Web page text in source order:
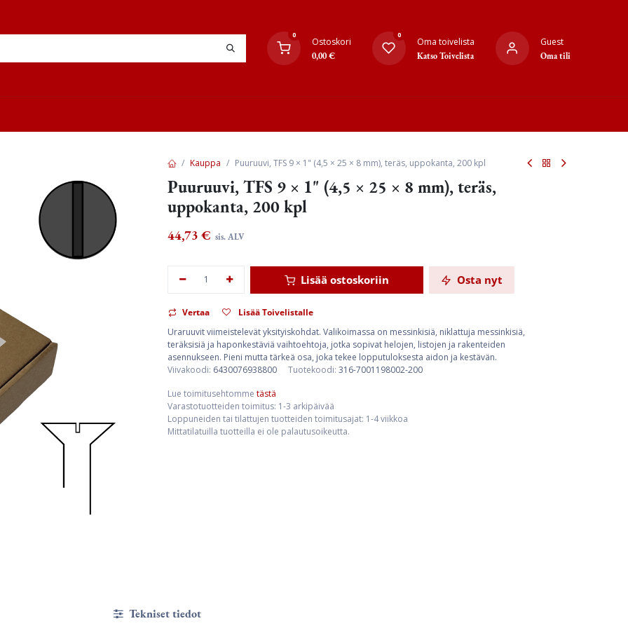
0
Ostoskori
0,00€
0
Oma toivelista
Katso Toivelista
Guest
Oma tili
Kauppa Puuruuvi, TFS 9 × 1" (4,5 × 25 × 8 mm), teräs, uppokanta, 200 kpl
Puuruuvi, TFS 9 × 1" (4,5 × 25 × 8 mm), teräs,
uppokanta, 200 kpl
44,73 € sis. ALV
Lisää ostoskoriin Osta nyt
Vertaa
Lisää Toivelistalle
Uraruuvit viimeistelevät yksityiskohdat. Valikoimassa on messinkisiä, niklattuja messinkisiä,
teräksisiä ja haponkestäviä vaihtoehtoja, jotka sopivat helojen, listojen ja rakenteiden
asennukseen. Pieni mutta tärkeä osa, joka tekee lopputuloksesta aidon ja kestävän.
Viivakoodi: 6430076938800 Tuotekoodi: 316-7001198002-200
Lue toimitusehtomme tästä
Varastotuotteiden toimitus: 1-3 arkipäivää
Loppuneiden tai tilattujen tuotteiden toimitusajat: 1-4 viikkoa
Mittatilatuilla tuotteilla ei ole palautusoikeutta.
Tekniset tiedot